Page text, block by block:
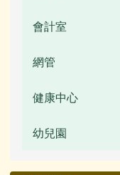
活動相簿
常用連結
會計室
校園公告
網管
校園公告
活動相簿
健康中心
校園公告
幼兒園